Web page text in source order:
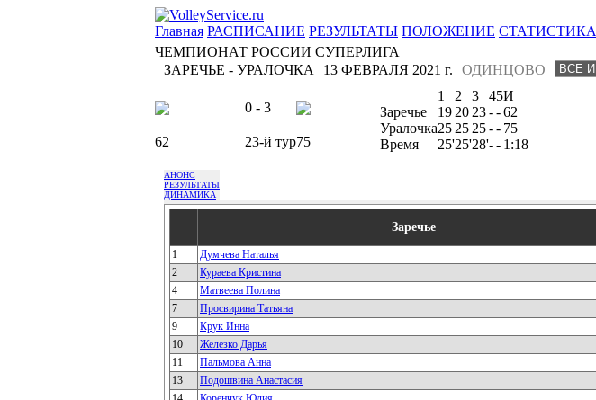
Главная РАСПИСАНИЕ РЕЗУЛЬТАТЫ ПОЛОЖЕНИЕ СТАТИСТИКА
ЧЕМПИОНАТ РОССИИ СУПЕРЛИГА
ЗАРЕЧЬЕ - УРАЛОЧКА
ОДИНЦОВО
13 ФЕВРАЛЯ 2021 г.
0 - 3
62 23-й тур75
1 2 3 45И
Заречье
19 20 23--62
Уралочка25 25 25-- 75
Время
25'25'28'-- 1:18
АНОНС
РЕЗУЛЬТАТЫ
ДИНАМИКА
Заречье
1 Думчева Наталья
2 Кураева Кристина
4 Матвеева Полина
7 Просвирина Татьяна
9 Крук Инна
10 Железко Дарья
11 Пальмова Анна
13 Подошвина Анастасия